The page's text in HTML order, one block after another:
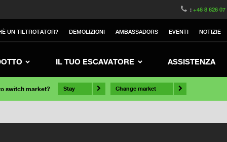
:+46 8 626 07
UN TILTROTATOR? DEMOLIZIONI AMBASSADORS EVENTI NOTIZIE
IL TUO ESCAVATORE ASSISTENZA
switch market? Stay Change market